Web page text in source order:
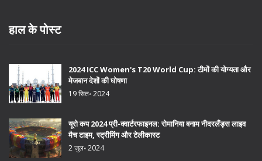
हाल के पोस्ट
2024 ICC Women's T20 World Cup: टीमों की योग्यता और
मेजबान देशों की घोषणा
19 सित॰ 2024
यूरो कप 2024 प्री-क्वार्टरफाइनल: रोमानिया बनाम नीदरलैंड्स लाइव
मैच टाइम, स्ट्रीमिंग और टेलीकास्ट
2 जुल॰ 2024